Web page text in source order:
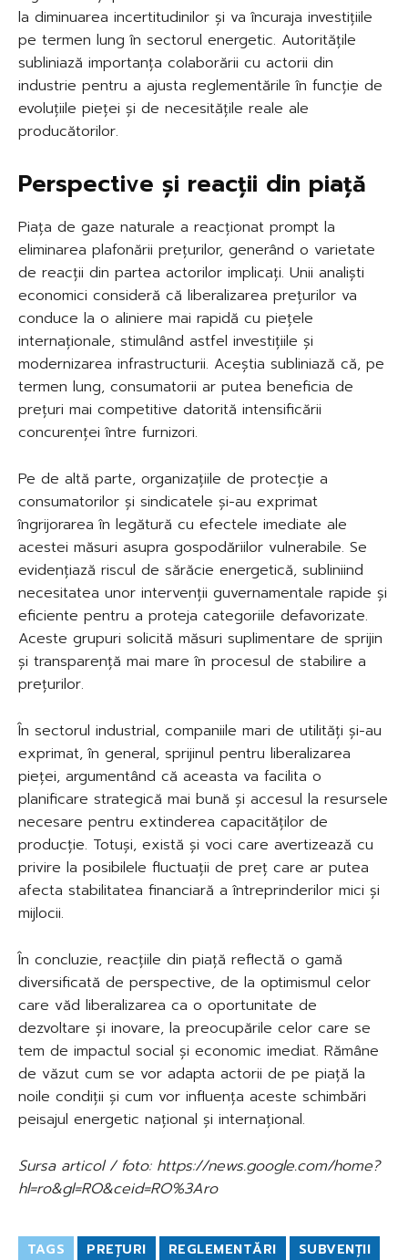
la diminuarea incertitudinilor și va încuraja investițiile
pe termen lung în sectorul energetic. Autoritățile
subliniază importanța colaborării cu actorii din
industrie pentru a ajusta reglementările în funcție de
evoluțiile pieței și de necesitățile reale ale
producătorilor.
Perspective și reacții din piață
Piața de gaze naturale a reacționat prompt la
eliminarea plafonării prețurilor, generând o varietate
de reacții din partea actorilor implicați. Unii analiști
economici consideră că liberalizarea prețurilor va
conduce la o aliniere mai rapidă cu piețele
internaționale, stimulând astfel investițiile și
modernizarea infrastructurii. Aceștia subliniază că, pe
termen lung, consumatorii ar putea beneficia de
prețuri mai competitive datorită intensificării
concurenței între furnizori.
Pe de altă parte, organizațiile de protecție a
consumatorilor și sindicatele și-au exprimat
îngrijorarea în legătură cu efectele imediate ale
acestei măsuri asupra gospodăriilor vulnerabile. Se
evidențiază riscul de sărăcie energetică, subliniind
necesitatea unor intervenții guvernamentale rapide și
eficiente pentru a proteja categoriile defavorizate.
Aceste grupuri solicită măsuri suplimentare de sprijin
și transparență mai mare în procesul de stabilire a
prețurilor.
În sectorul industrial, companiile mari de utilități și-au
exprimat, în general, sprijinul pentru liberalizarea
pieței, argumentând că aceasta va facilita o
planificare strategică mai bună și accesul la resursele
necesare pentru extinderea capacităților de
producție. Totuși, există și voci care avertizează cu
privire la posibilele fluctuații de preț care ar putea
afecta stabilitatea financiară a întreprinderilor mici și
mijlocii.
În concluzie, reacțiile din piață reflectă o gamă
diversificată de perspective, de la optimismul celor
care văd liberalizarea ca o oportunitate de
dezvoltare și inovare, la preocupările celor care se
tem de impactul social și economic imediat. Rămâne
de văzut cum se vor adapta actorii de pe piață la
noile condiții și cum vor influența aceste schimbări
peisajul energetic național și internațional.
Sursa articol / foto: https://news.google.com/home?
hl=ro&gl=RO&ceid=RO%3Aro
TAGS PREȚURI REGLEMENTĂRI SUBVENȚII